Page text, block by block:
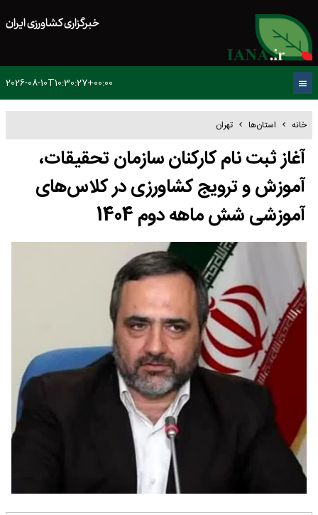
خبرگزاری کشاورزی ایران
2026-08-10T10:30:27+00:00
خانه استان‌ها تهران
آغاز ثبت نام کارکنان سازمان تحقیقات،
آموزش و ترویج کشاورزی در کلاس‌های
آموزشی شش ماهه دوم 1404